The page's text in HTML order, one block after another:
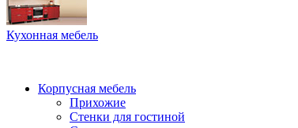
Кухонная мебель
Корпусная мебель
Прихожие
Стенки для гостиной